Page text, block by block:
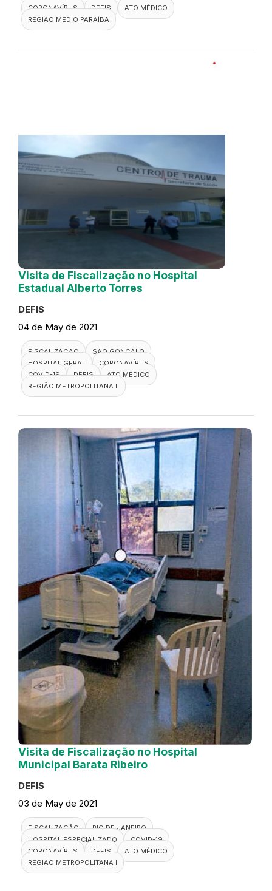
CORONAVÍRUS
DEFIS
ATO MÉDICO
REGIÃO MÉDIO PARAÍBA
Visita de Fiscalização no Hospital
Estadual Alberto Torres
DEFIS
04 de May de 2021
FISCALIZAÇÃO
SÃO GONÇALO
HOSPITAL GERAL
CORONAVÍRUS
COVID-19
DEFIS
ATO MÉDICO
REGIÃO METROPOLITANA II
Visita de Fiscalização no Hospital
Municipal Barata Ribeiro
DEFIS
03 de May de 2021
FISCALIZAÇÃO
RIO DE JANEIRO
HOSPITAL ESPECIALIZADO
COVID-19
CORONAVÍRUS
DEFIS
ATO MÉDICO
REGIÃO METROPOLITANA I